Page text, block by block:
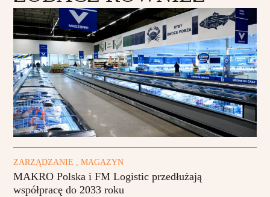
ZARZĄDZANIE , MAGAZYN
MAKRO Polska i FM Logistic przedłużają
współpracę do 2033 roku